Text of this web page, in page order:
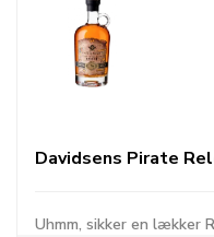
Davidsens Pirate
Uhmm, sikker en lækker